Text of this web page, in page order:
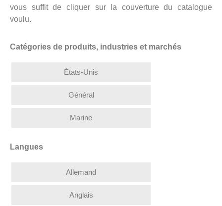
vous suffit de cliquer sur la couverture du catalogue
voulu.
Catégories de produits, industries et marchés
États-Unis
Général
Marine
Langues
Allemand
Anglais